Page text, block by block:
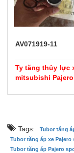
AV071919-11
Ty tăng thủy lực
mitsubishi
Tags:
Tubor tăng
Tubor tăng áp xe Pajero
Tubor tăng áp Pajero